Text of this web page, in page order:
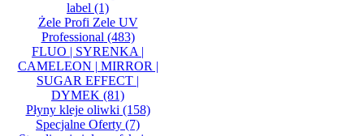
label (1)
Żele Profi Zele UV
Professional (483)
FLUO | SYRENKA |
CAMELEON | MIRROR |
SUGAR EFFECT |
DYMEK (81)
Płyny kleje oliwki (158)
Specjalne Oferty (7)